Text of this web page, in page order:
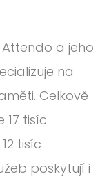
a jeho
na
Celkově
tisíc
tisíc
poskytují i